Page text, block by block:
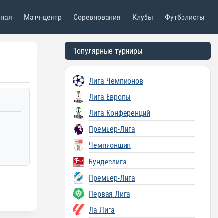
Матч-центр Соревнования Клубы Футболисты
Популярные турниры
Лига Чемпионов
Лига Европы
Лига Конференций
Премьер-Лига
Чемпионшип
Бундеслига
Премьер-Лига
Первая Лига
Ла Лига